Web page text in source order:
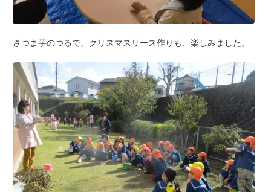
さつま芋のつるで、クリスマスリース作りも、楽しみました。